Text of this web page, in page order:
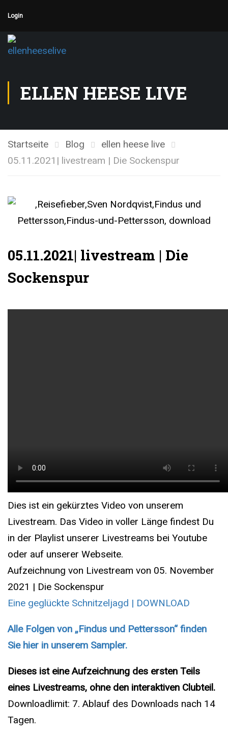
Login
ELLEN HEESE LIVE
Startseite Blog
ellen heese live
05.11.2021| livestream | Die Sockenspur
05.11.2021| livestream | Die
Sockenspur
Dies ist ein gekürztes Video von unserem
Livestream. Das Video in voller Länge findest Du
in der Playlist unserer Livestreams bei Youtube
oder auf unserer Webseite.
Aufzeichnung von Livestream von 05. November
2021 | Die Sockenspur
Eine geglückte Schnitzeljagd | DOWNLOAD
Alle Folgen von „Findus und Pettersson“ finden
Sie hier in unserem Sampler.
Dieses ist eine Aufzeichnung des ersten Teils
eines Livestreams, ohne den interaktiven Clubteil.
Downloadlimit: 7. Ablauf des Downloads nach 14
Tagen.